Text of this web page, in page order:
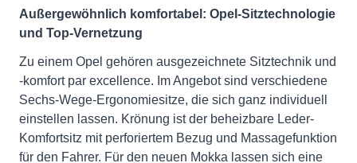
Außergewöhnlich komfortabel: Opel-Sitztechnologie
und Top-Vernetzung
Zu einem Opel gehören ausgezeichnete Sitztechnik und
-komfort par excellence. Im Angebot sind verschiedene
Sechs-Wege-Ergonomiesitze, die sich ganz individuell
einstellen lassen. Krönung ist der beheizbare Leder-
Komfortsitz mit perforiertem Bezug und Massagefunktion
für den Fahrer. Für den neuen Mokka lassen sich eine